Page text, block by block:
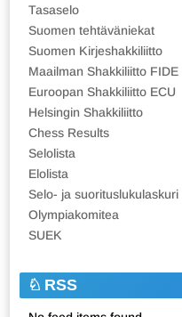
Tasaselo
Suomen tehtäväniekat
Suomen Kirjeshakkiliitto
Maailman Shakkiliitto FIDE
Euroopan Shakkiliitto ECU
Helsingin Shakkiliitto
Chess Results
Selolista
Elolista
Selo- ja suorituslukulaskuri
Olympiakomitea
SUEK
RSS